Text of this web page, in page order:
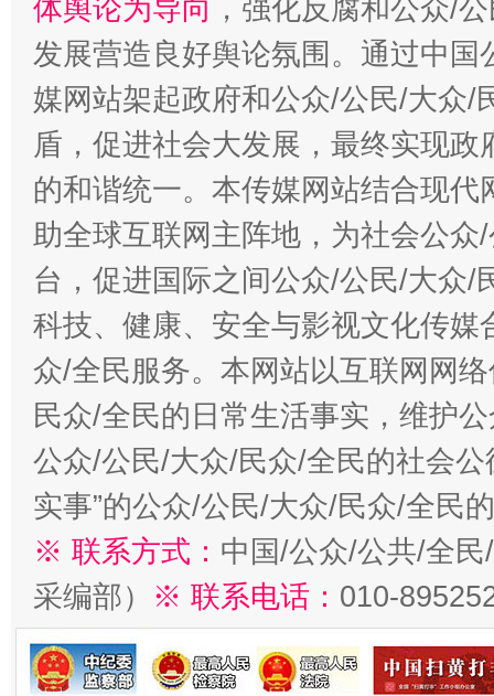
体舆论为导向 ，强化反腐和公众/
发展营造良好舆论氛围。通过中
媒网站架起政府和公众/公民/大众/
盾，促进社会大发展，最终实现
的和谐统一。本传媒网站结合现
助全球互联网主阵地，为社会公
台，促进国际之间公众/公民/大众/
科技、健康、安全与影视文化传
众/全民服务。本网站以互联网网
民众/全民的日常生活事实，维护
公众/公民/大众/民众/全民的社会公
实事”的公众/公民/大众/民众/全民
※ 联系方式： 中国/公众/公共/全
采编部） ※ 联系电话： 010-